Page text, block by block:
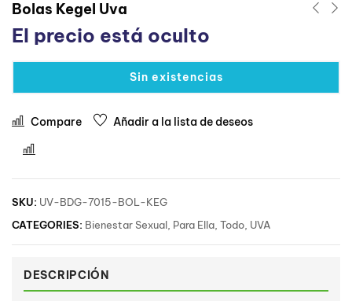
Bolas Kegel Uva
El precio está oculto
Sin existencias
Compare Añadir a la lista de deseos
SKU: UV-BDG-7015-BOL-KEG
CATEGORIES: Bienestar Sexual Para Ella Todo UVA
DESCRIPCIÓN